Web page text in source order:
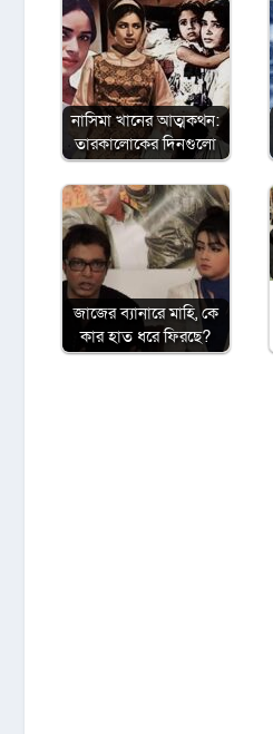
নাসিমা খানের আত্মকথন:
তারকালোকের দিনগুলো
জাজের ব্যানারে মাহি, কে
কার হাত ধরে ফিরছে?